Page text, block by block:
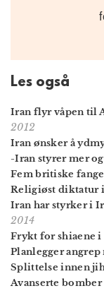
Les også
Iran flyr våpen til
2012
Iran ønsker å
-Iran styrer mer
Fem britiske
Religiøst diktatur
Iran har styrker i
2014
Frykt for shiaene i
Planlegger
Splittelse innen
Avanserte